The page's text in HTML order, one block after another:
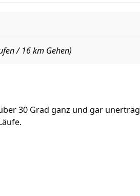
/ 16 km Gehen)
30 Grad ganz und gar